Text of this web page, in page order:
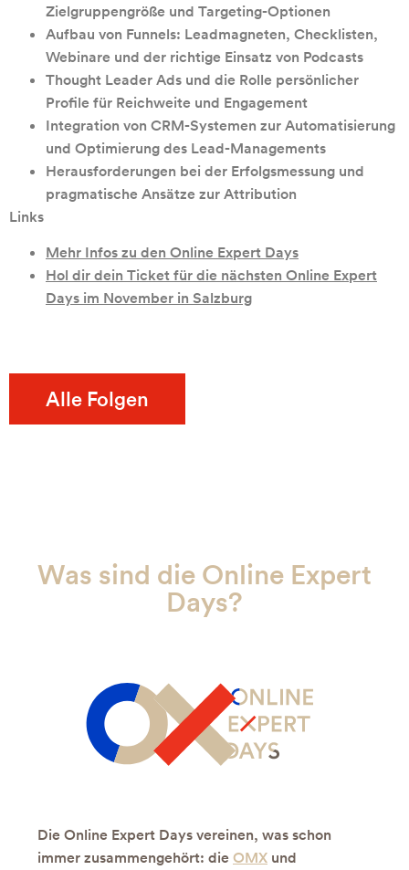
Zielgruppengröße und Targeting-Optionen
Aufbau von Funnels: Leadmagneten, Checklisten,
Webinare und der richtige Einsatz von Podcasts
Thought LeaderAds und die Rolle persönlicher
Profile für Reichweite und Engagement
Integration von CRM-Systemen zurAutomatisierung
und Optimierungdes Lead-Managements
Herausforderungen bei der Erfolgsmessung und
pragmatische Ansätze zurAttribution
Links
Mehr Infoszu den Online Expert Days
Hol dirdein Ticketfürdie nächsten Online Expert
Days im November in Salzburg
Alle Folgen
Was sind die Online Expert
Days?
Die Online Expert Days vereinen, was schon
immer zusammengehört: dieOMX und